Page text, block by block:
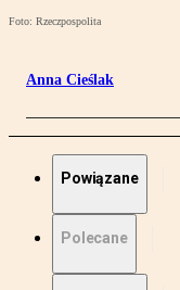
Foto: Rzeczpospolita
Anna Cieślak
Powiązane
Polecane